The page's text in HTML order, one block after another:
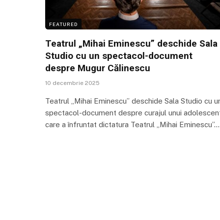
FEATURED
Teatrul „Mihai Eminescu” deschide Sala
Studio cu un spectacol-document
despre Mugur Călinescu
10 decembrie 2025
Teatrul „Mihai Eminescu” deschide Sala Studio cu
spectacol-document despre curajul unui
care a înfruntat dictatura Teatrul „Mihai Eminescu”…